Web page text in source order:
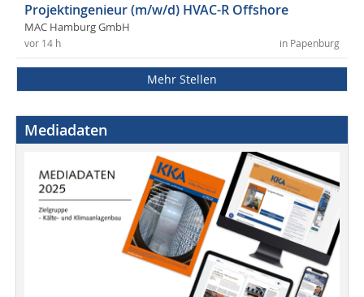
Projektingenieur (m/w/d) HVAC-R Offshore
MAC Hamburg GmbH
in Papenburg
vor 14 h
Mehr Stellen
Mediadaten